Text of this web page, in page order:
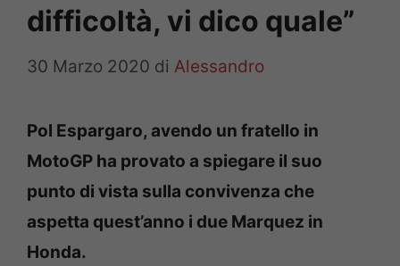
difficoltà, vi dico quale”
30 Marzo 2020 di Alessandro
Pol Espargaro, avendo un fratello in
MotoGP ha provato a spiegare il suo
punto di vista sulla convivenza che
aspetta quest’anno i due Marquez in
Honda.